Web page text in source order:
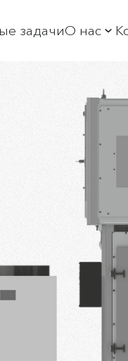
АСАК
обслуживание
задачиО нас
О
История